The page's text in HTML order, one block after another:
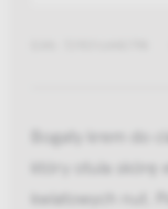
Bogaty krem do
który otula skórę
kwiatowych nut.